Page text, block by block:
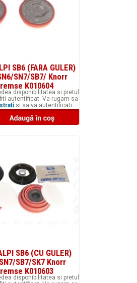
SB6 (FARA GULER)
SN7/SB7/ Knorr
K010604
disponibilitatea si pretul
autentificat. Va rugam sa
si sa va autentificati.
SB6 (CU GULER)
SB7/SK7 Knorr
K010603
disponibilitatea si pretul